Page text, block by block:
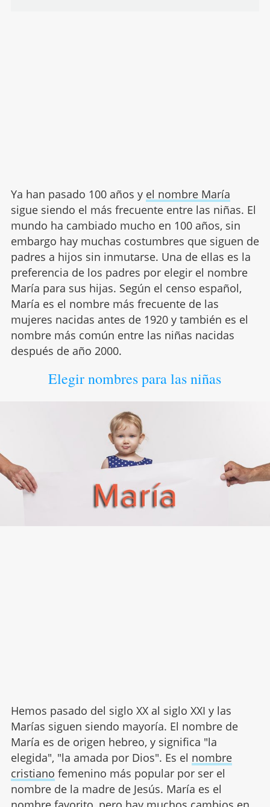
Ya han pasado 100 años y el nombre María
sigue siendo el más frecuente entre las niñas. El
mundo ha cambiado mucho en 100 años, sin
embargo hay muchas costumbres que siguen de
padres a hijos sin inmutarse. Una de ellas es la
preferencia de los padres por elegir el nombre
María para sus hijas. Según el censo español,
María es el nombre más frecuente de las
mujeres nacidas antes de 1920 y también es el
nombre más común entre las niñas nacidas
después de año 2000.
Elegir nombres para las niñas
Hemos pasado del siglo XX al siglo XXI y las
Marías siguen siendo mayoría. El nombre de
María es de origen hebreo, y significa "la
elegida", "la amada por Dios". Es el nombre
cristiano femenino más popular por ser el
nombre de la madre de Jesús. María es el